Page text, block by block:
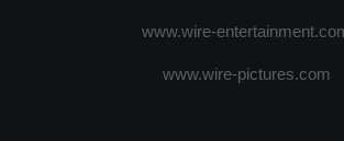
www.wire-
www.wire-pictures.com